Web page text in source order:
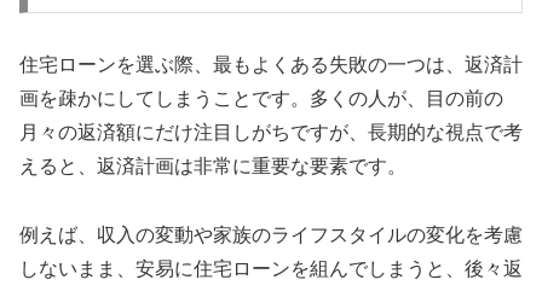
住宅ローンを選ぶ際、最もよくある失敗の一つは、返済計
画を疎かにしてしまうことです。多くの人が、目の前の
月々の返済額にだけ注目しがちですが、長期的な視点で考
えると、返済計画は非常に重要な要素です。
例えば、収入の変動や家族のライフスタイルの変化を考慮
しないまま、安易に住宅ローンを組んでしまうと、後々返